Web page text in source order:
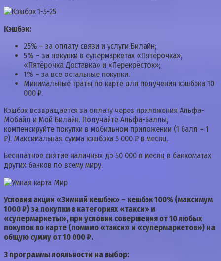
Кэшбэк:
25% – за оплату связи и услуги Билайн;
5% – за покупки в супермаркетах «Пятёрочка»,
«Пятёрочка Доставка» и «Перекрёсток»;
1% – за все остальные покупки.
Минимальные траты по карте для получения кэшбэка 10
000 ₽.
Кэшбэк возвращается за оплату через приложения Альфа-
Мобайл и Мой Билайн. Получайте Альфа-Баллы,
компенсируйте покупки в мобильном приложении (1 балл = 1
₽). Максимальная сумма кэшбэка 5 000 ₽ в месяц.
Бесплатное снятие наличных до 50 000 в месяц в банкоматах
других банков по всему миру.
Условия акции «Зимний кешбэк» – кешбэк 100% (максимум
1000 ₽) за покупки в категориях «такси» и
«супермаркеты», при условии совершения от 10 любых
покупок по карте (помимо «такси» и «супермаркетов») на
общую сумму от 10 000 ₽.
3 программы лояльности на выбор: